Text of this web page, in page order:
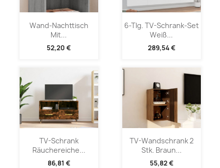
Wand-Nachttisch
Mit...
52,20 €
6-Tlg. TV-Schrank-Set
Weiß...
289,54 €
TV-Schrank
Räuchereiche...
86,81 €
TV-Wandschrank 2
Stk. Braun...
55,82 €